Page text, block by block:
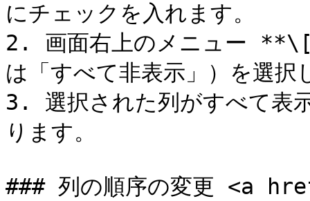
にチェックを入れます。
2. 画面右上のメニュー
は「すべて非表示」）を選択
3. 選択された列がすべて表
ります。
### 列の順序の変更 <a